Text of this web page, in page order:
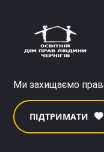
Ми захищаємо
ПІДТРИМАТИ